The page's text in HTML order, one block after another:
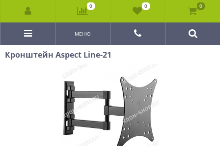
МЕНЮ
Кронштейн Aspect Line-21
0 0 0